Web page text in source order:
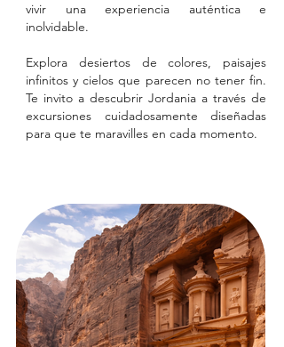
vivir una experiencia auténtica e
inolvidable.
Explora desiertos de colores, paisajes
infinitos y cielos que parecen no tener fin.
Te invito a descubrir Jordania a través de
excursiones cuidadosamente diseñadas
para que te maravilles en cada momento.